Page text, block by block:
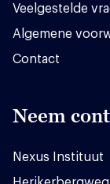
Veelgestelde
Algemene
Contact
Neem
Nexus Instituut